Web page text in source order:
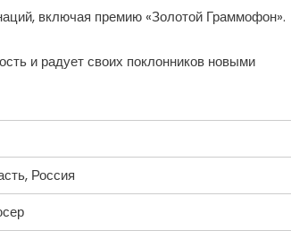
включая премию «Золотой Граммофон».
и радует своих поклонников новыми
Россия